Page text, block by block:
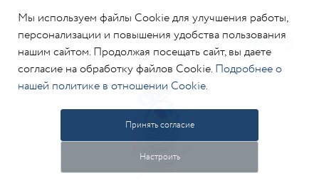
Мы используем файлы Cookie для улучшения работы,
персонализации и повышения удобства пользования
нашим сайтом. Продолжая посещать сайт, вы даете
согласие на обработку файлов Cookie. Подробнее о
нашей политике в отношении Cookie.
Принять согласие
Настроить